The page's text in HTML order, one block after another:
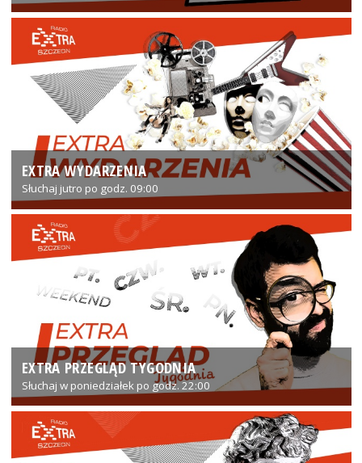
EXTRA WYDARZENIA
Słuchaj jutro po godz. 09:00
EXTRA PRZEGLĄD TYGODNIA
Słuchaj w poniedziałek po godz. 22:00